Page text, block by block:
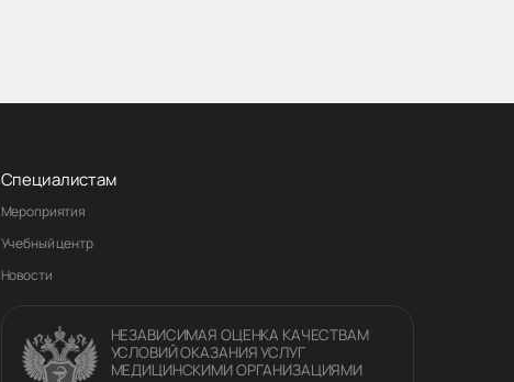
Специалистам
Мероприятия
Учебный центр
Новости
НЕЗАВИСИМАЯ ОЦЕНКА КАЧЕСТВАM
УСЛОВИЙ ОКАЗАНИЯ УСЛУГ
МЕДИЦИНСКИМИ ОРГАНИЗАЦИЯМИ